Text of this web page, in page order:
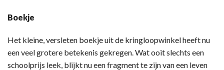
Boekje
Het kleine, versleten boekje uit de kringloopwinkel heeft nu
een veel grotere betekenis gekregen. Wat ooit slechts een
schoolprijs leek, blijkt nu een fragment te zijn van een leven